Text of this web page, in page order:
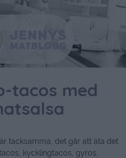
tacos med
tacksamma, det går att äta det
kycklingtacos, gyros,